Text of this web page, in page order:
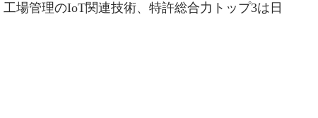
場管理のIoT関連技術、特許総合力トップ3は日